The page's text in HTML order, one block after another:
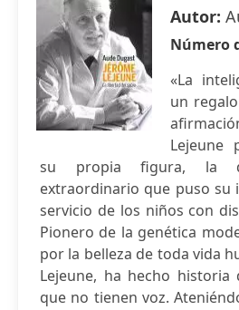
Autor:
Número
«La
un
Lejeune
su propia figura, la
extraordinario que puso su
servicio de los niños con
Pionero de la genética
por la belleza de toda vida
Lejeune, ha hecho historia
que no tienen voz.